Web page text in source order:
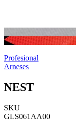
Profesional
Arneses
NEST
SKU
GLS061AA00